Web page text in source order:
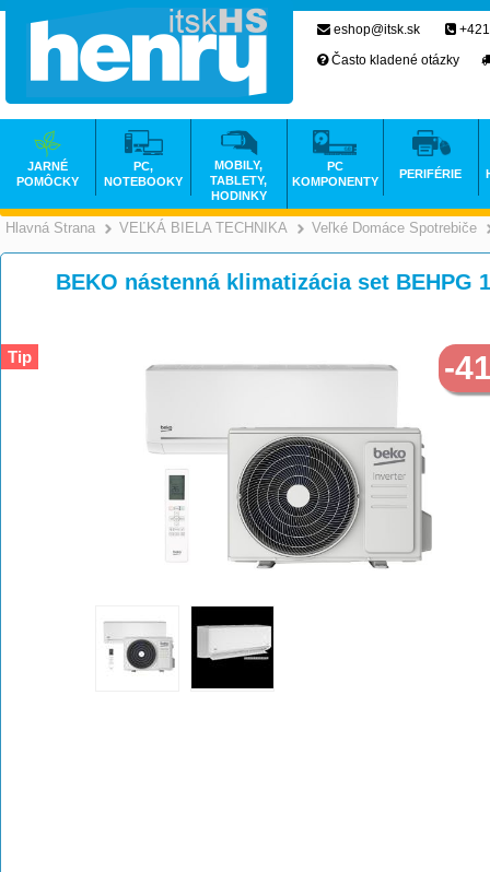
Hlavná Strana >
VEĽKÁ BIELA TECHNIKA >
Veľké Domáce Spotrebiče
BEKO nástenná klimatizácia set BEHPG
Tip -
eshop@itsk.sk
Často kladené otázky
JARNÉ
POMÔCKY
PC,
NOTEBOOKY
MOBILY,
TABLETY,
HODINKY
PC
KOMPONENTY
PERIFÉRIE